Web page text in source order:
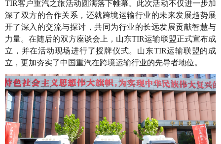
TIR客户重汽之旅活动圆满落下帷幕。此次活动不仅进一步加
深了双方的合作关系，还就跨境运输行业的未来发展趋势展
开了深入的交流与探讨，共同为行业的长远发展贡献智慧与
力量。在随后的双方座谈会上， 山东TIR运输联盟正式宣布成
立，并在活动现场进行了授牌仪式。山东TIR运输联盟的成
立，更加夯实了中国重汽在跨境运输行业的先导者地位。